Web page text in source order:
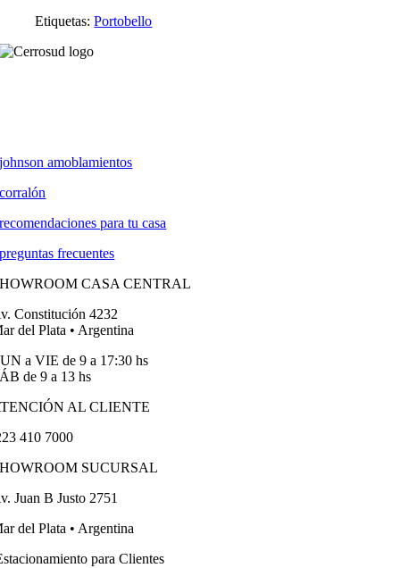
Etiquetas:Portobello
johnson amoblamientos
corralón
recomendaciones para tu casa
preguntas frecuentes
CASA CENTRAL
Constitución 4232
del Plata • Argentina
a VIE de 9 a 17:30 hs
de 9 a 13 hs
AL CLIENTE
410 7000
SUCURSAL
Juan B Justo 2751
del Plata • Argentina
para Clientes